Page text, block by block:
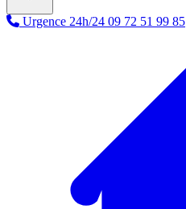
Urgence 24h/24 09 72 51 99 85